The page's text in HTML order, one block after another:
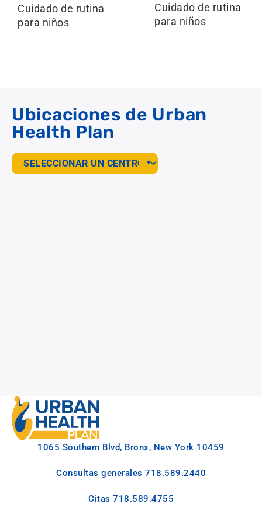
Cuidado de rutina
para niños
Cuidado de rutina
para niños
Ubicaciones de Urban
Health Plan
1065 Southern Blvd, Bronx, New York 10459
Consultas generales 718.589.2440
Citas 718.589.4755